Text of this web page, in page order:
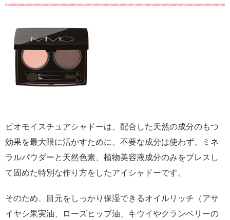
ビオモイスチュアシャドーは、配合した天然の成分のもつ
効果を最大限に活かすために、不要な成分は使わず、ミネ
ラルパウダーと天然色素、植物美容液成分のみをプレスし
て固めた特別な作り方をしたアイシャドーです。
そのため、目元をしっかり保湿できるオイルリッチ（アサ
イヤシ果実油、ローズヒップ油、キウイやクランベリーの